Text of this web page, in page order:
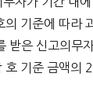
의 기준에 따라
받은 신고의무
호 기준 금액의